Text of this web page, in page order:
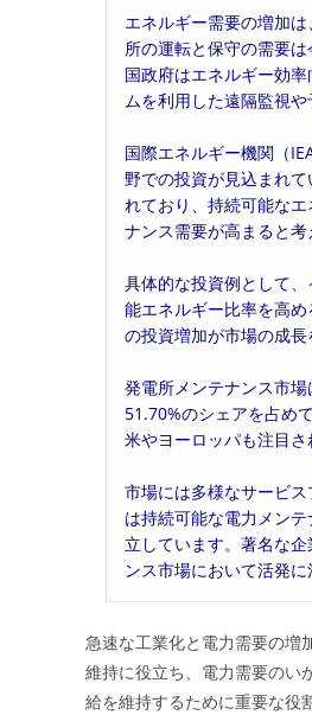
エネルギー需要の増加
所の運転と保守の需要
国政府はエネルギー効
ムを利用した遠隔監視や
国際エネルギー機関（
野での投資が見込まれ
れており、持続可能な
ナンス需要が高まると考
具体的な投資例として
能エネルギー比率を高
の投資増加が市場の成長
発電所メンテナンス市
51.70%のシェアを占め
米やヨーロッパも注目
市場には多様なサービ
は持続可能な電力メン
立しています。著名な
ンス市場において活発に
急速な工業化と電力需要の増
維持に役立ち、電力需要のい
給を維持するために重要な役